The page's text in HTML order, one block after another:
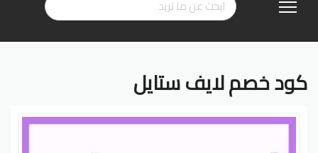
إلى
كود خصم لايف ستايل